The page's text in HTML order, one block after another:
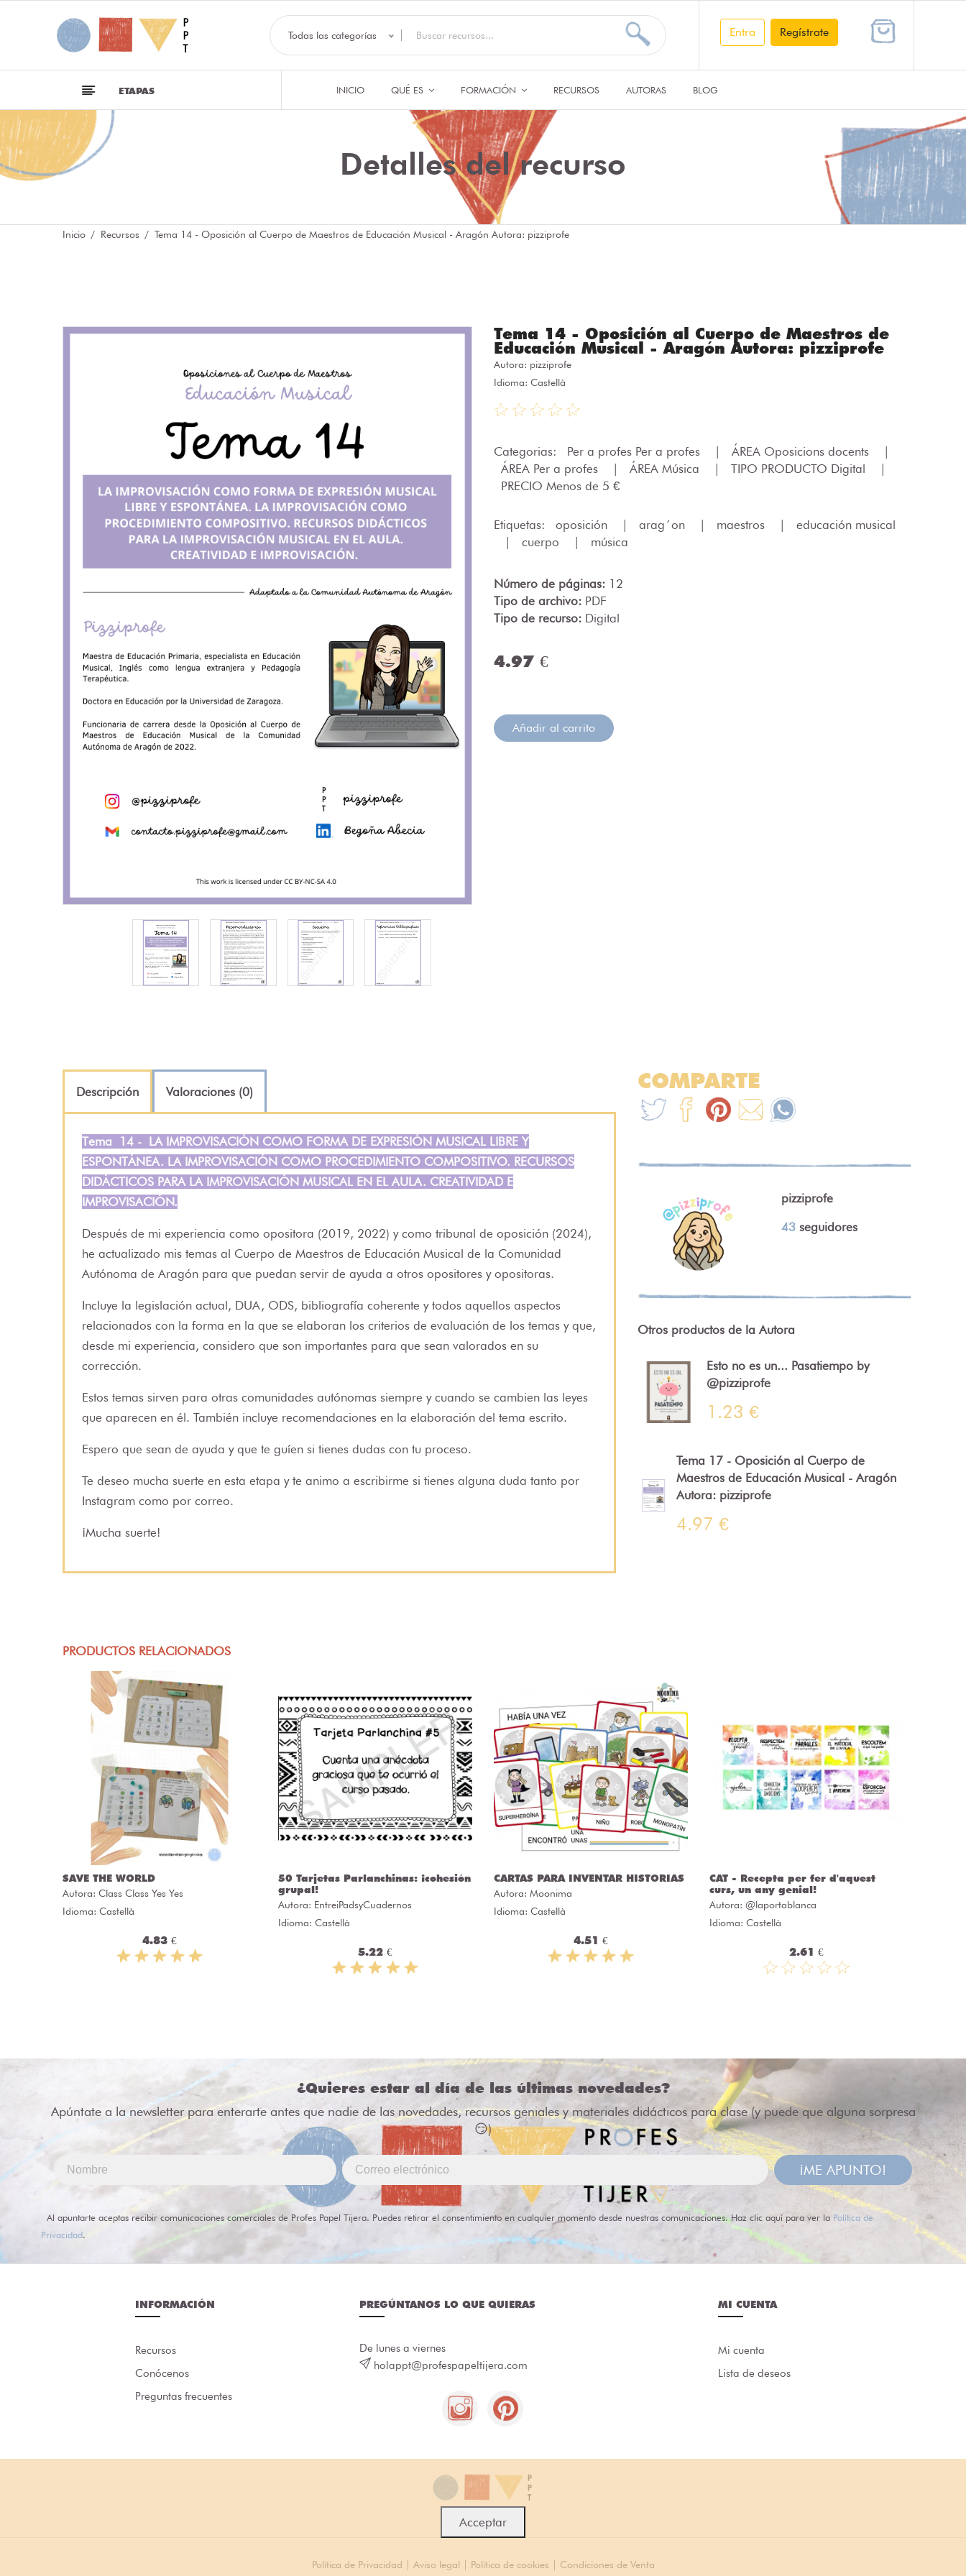
Todas las categorías Entra Regístrate
ETAPAS INICIO QUÉ ES FORMACIÓN RECURSOS AUTORAS BLOG
Detalles del recurso
Inicio Recursos Tema 14 - Oposición al Cuerpo de Maestros de Educación Musical - Aragón Autora: pizziprofe
Tema 14 - Oposición al Cuerpo de Maestros de
Educación Musical - Aragón Autora: pizziprofe
Autora: pizziprofe
Idioma: Castellà
Categorias: Per a profes Per a profes ÁREA Oposicions docents
ÁREA Per a profes
ÁREA Música TIPO PRODUCTO Digital
PRECIO Menos de 5 €
Etiquetas: oposición arag´on maestros
educación musical
cuerpo música
Número de páginas: 12
Tipo de archivo: PDF
Tipo de recurso: Digital
4.97 €
Añadir al carrito
Descripción Valoraciones (0)
Tema 14 - LA IMPROVISACIÓN COMO FORMA DE EXPRESIÓN MUSICAL LIBRE Y
ESPONTÁNEA. LA IMPROVISACIÓN COMO PROCEDIMIENTO COMPOSITIVO. RECURSOS
DIDÁCTICOS PARA LA IMPROVISACIÓN MUSICAL EN EL AULA. CREATIVIDAD E
IMPROVISACIÓN.
Después de mi experiencia como opositora (2019, 2022) y como tribunal de oposición (2024),
he actualizado mis temas al Cuerpo de Maestros de Educación Musical de la Comunidad
Autónoma de Aragón para que puedan servir de ayuda a otros opositores y opositoras.
Incluye la legislación actual, DUA, ODS, bibliografía coherente y todos aquellos aspectos
relacionados con la forma en la que se elaboran los criterios de evaluación de los temas y que,
desde mi experiencia, considero que son importantes para que sean valorados en su
corrección.
Estos temas sirven para otras comunidades autónomas siempre y cuando se cambien las leyes
que aparecen en él. También incluye recomendaciones en la elaboración del tema escrito.
Espero que sean de ayuda y que te guíen si tienes dudas con tu proceso.
Te deseo mucha suerte en esta etapa y te animo a escribirme si tienes alguna duda tanto por
Instagram como por correo.
¡Mucha suerte!
COMPARTE
pizziprofe
43 seguidores
Otros productos de la Autora
Esto no es un... Pasatiempo by
@pizziprofe
1.23 €
Tema 17 - Oposición al Cuerpo de
Maestros de Educación Musical - Aragón
Autora: pizziprofe
4.97 €
PRODUCTOS RELACIONADOS
SAVE THE WORLD
Autora: Class Class Yes Yes
Idioma: Castellà
4.83 €
50 Tarjetas Parlanchinas: ¡cohesión
grupal!
Autora: EntreiPadsyCuadernos
Idioma: Castellà
5.22 €
CARTAS PARA INVENTAR HISTORIAS
Autora: Moonima
Idioma: Castellà
4.51 €
CAT - Recepta per fer d'aquest
curs, un any genial!
Autora: @laportablanca
Idioma: Castellà
2.61 €
¿Quieres estar al día de las últimas novedades?
Apúntate a la newsletter para enterarte antes que nadie de las novedades, recursos geniales y materiales didácticos para clase (y puede que alguna sorpresa
😏)
¡ME APUNTO!
Al apuntarte aceptas recibir comunicaciones comerciales de Profes Papel Tijera. Puedes retirar el consentimiento en cualquier momento desde nuestras comunicaciones. Haz clic aquí para ver la Política de
Privacidad.
INFORMACIÓN
Recursos
Conócenos
Preguntas frecuentes
PREGÚNTANOS LO QUE QUIERAS
De lunes a viernes
holappt@profespapeltijera.com
MI CUENTA
Mi cuenta
Lista de deseos
Política de Privacidad | Aviso legal | Política de cookies | Condiciones de Venta
Acceptar